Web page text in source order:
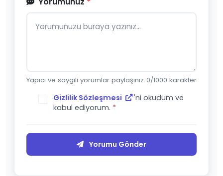
Yapıcı ve saygılı yorumlar paylaşınız.0/1000 karakter
Gizlilik Sözleşmesi
'ni okudum ve
kabul ediyorum. *
Yorumu Gönder